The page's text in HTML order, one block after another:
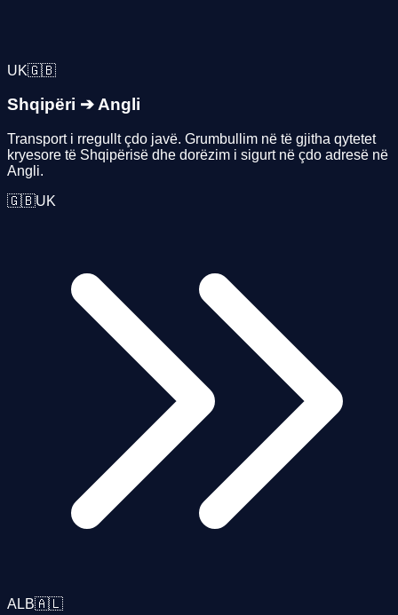
UK🇬🇧
Shqipëri ➔Angli
Transport i rregullt çdo javë. Grumbullim në të gjitha qytetet
kryesore të Shqipërisë dhe dorëzim i sigurt në çdo adresë në
Angli.
🇬🇧UK
ALB🇦🇱